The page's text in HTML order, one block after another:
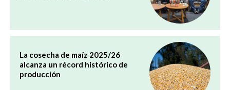
La cosecha de maíz 2025/26
alcanza un récord histórico de
producción